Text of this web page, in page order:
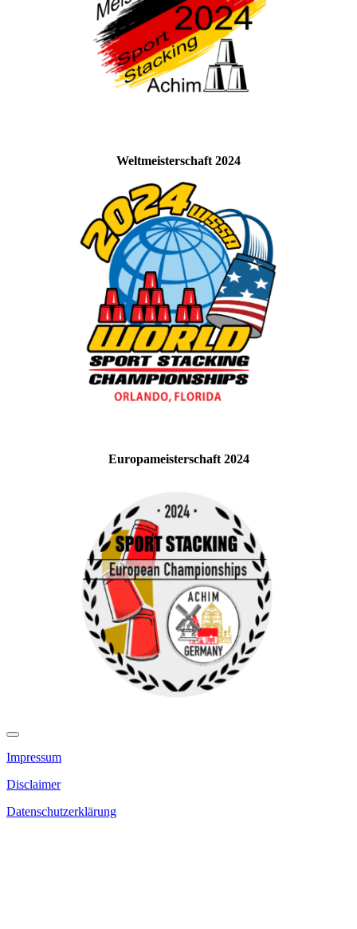
Weltmeisterschaft 2024
Europameisterschaft 2024
Impressum
Disclaimer
Datenschutzerklärung